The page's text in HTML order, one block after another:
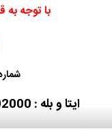
با توجه به
شماره
ایتا و بله : 09207002000